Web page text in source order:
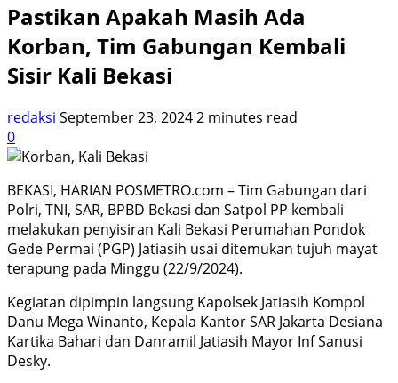
Pastikan Apakah Masih Ada
Korban, Tim Gabungan Kembali
Sisir Kali Bekasi
redaksi September 23, 20242 minutes read
0
BEKASI, HARIAN POSMETRO.com – Tim Gabungan dari
Polri, TNI, SAR, BPBD Bekasi dan Satpol PP kembali
melakukan penyisiran Kali Bekasi Perumahan Pondok
Gede Permai (PGP) Jatiasih usai ditemukan tujuh mayat
terapung pada Minggu (22/9/2024).
Kegiatan dipimpin langsung Kapolsek Jatiasih Kompol
Danu Mega Winanto, Kepala Kantor SAR Jakarta Desiana
Kartika Bahari dan Danramil Jatiasih Mayor Inf Sanusi
Desky.